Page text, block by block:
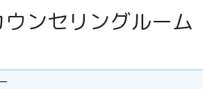
ンセリングルーム